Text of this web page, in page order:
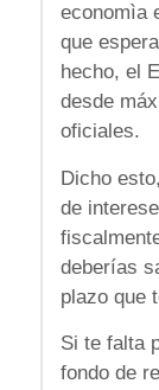
economìa
que
hecho, el
desde
oficiales.
Dicho
de
deberías
plazo que
Si te falta
fondo de